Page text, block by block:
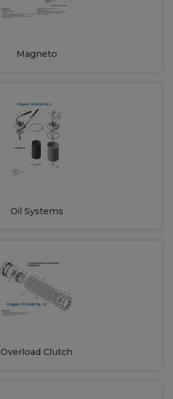
Magneto
Oil Systems
Overload Clutch